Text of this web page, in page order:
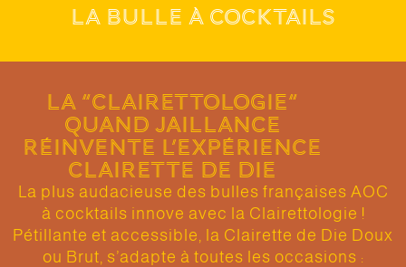
LA BULLE À COCKTAILS
LA “CLAIRETTOLOGIE“
QUAND JAILLANCE
RÉINVENTE L’EXPÉRIENCE
CLAIRETTE DE DIE
La plus audacieuse des bulles françaises AOC
à cocktails innove avec la Clairettologie !
Pétillante et accessible, la Clairette de Die Doux
ou Brut, s’adapte à toutes les occasions :